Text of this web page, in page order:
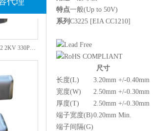
特点一般(Up to 50V)
系列 C3225 [EIA CC1210]
尺寸
长度(L)
3.20mm +/-0.40mm
宽度(W)
2.50mm +/-0.30mm
厚度(T)
2.50mm +/-0.30mm
端子宽度(B)0.20mm Min.
端子间隔(G)